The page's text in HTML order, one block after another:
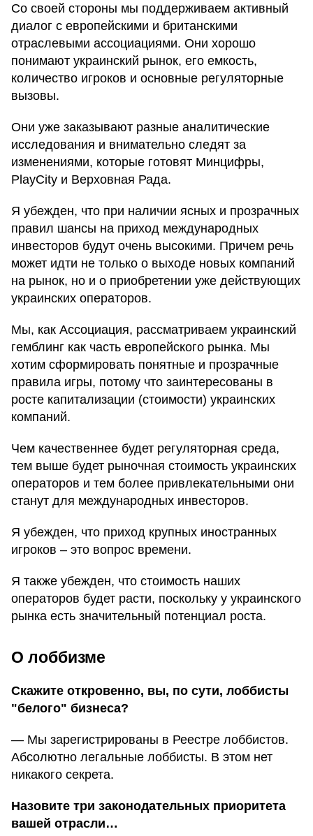
Со своей стороны мы поддерживаем активный
диалог с европейскими и британскими
отраслевыми ассоциациями. Они хорошо
понимают украинский рынок, его емкость,
количество игроков и основные регуляторные
вызовы.
Они уже заказывают разные аналитические
исследования и внимательно следят за
изменениями, которые готовят Минцифры,
PlayCity и Верховная Рада.
Я убежден, что при наличии ясных и прозрачных
правил шансы на приход международных
инвесторов будут очень высокими. Причем речь
может идти не только о выходе новых компаний
на рынок, но и о приобретении уже действующих
украинских операторов.
Мы, как Ассоциация, рассматриваем украинский
гемблинг как часть европейского рынка. Мы
хотим сформировать понятные и прозрачные
правила игры, потому что заинтересованы в
росте капитализации (стоимости) украинских
компаний.
Чем качественнее будет регуляторная среда,
тем выше будет рыночная стоимость украинских
операторов и тем более привлекательными они
станут для международных инвесторов.
Я убежден, что приход крупных иностранных
игроков – это вопрос времени.
Я также убежден, что стоимость наших
операторов будет расти, поскольку у украинского
рынка есть значительный потенциал роста.
О лоббизме
Скажите откровенно, вы, по сути, лоббисты
"белого" бизнеса?
— Мы зарегистрированы в Реестре лоббистов.
Абсолютно легальные лоббисты. В этом нет
никакого секрета.
Назовите три законодательных приоритета
вашей отрасли…